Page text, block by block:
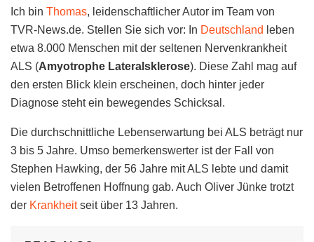
Ich bin Thomas, leidenschaftlicher Autor im Team von
TVR-News.de. Stellen Sie sich vor: In Deutschland leben
etwa 8.000 Menschen mit der seltenen Nervenkrankheit
ALS (Amyotrophe Lateralsklerose). Diese Zahl mag auf
den ersten Blick klein erscheinen, doch hinter jeder
Diagnose steht ein bewegendes Schicksal.
Die durchschnittliche Lebenserwartung bei ALS beträgt nur
3 bis 5 Jahre. Umso bemerkenswerter ist der Fall von
Stephen Hawking, der 56 Jahre mit ALS lebte und damit
vielen Betroffenen Hoffnung gab. Auch Oliver Jünke trotzt
der Krankheitseit über 13 Jahren.